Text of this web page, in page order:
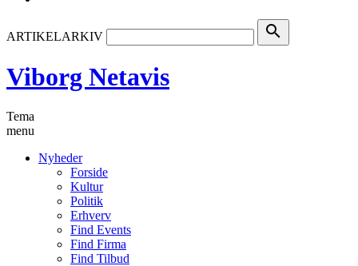
ARTIKELARKIV search
Viborg Netavis
Tema
menu
Nyheder
Forside
Kultur
Politik
Erhverv
Find Events
Find Firma
Find Tilbud